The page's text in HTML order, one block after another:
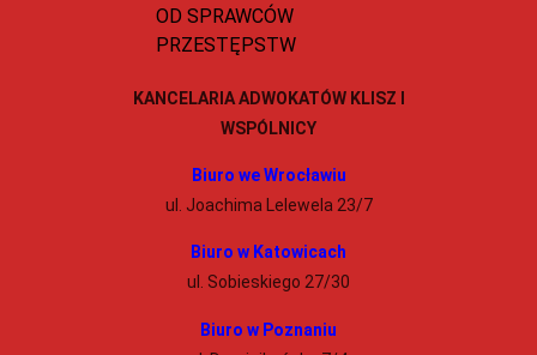
KANCELARIA ADWOKATÓW KLISZ I
WSPÓLNICY
Biuro we Wrocławiu
ul. Joachima Lelewela 23/7
Biuro w Katowicach
ul. Sobieskiego 27/30
Biuro w Poznaniu
OD SPRAWCÓW
PRZESTĘPSTW